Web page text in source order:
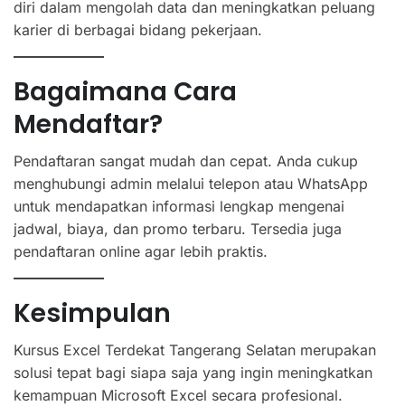
diri dalam mengolah data dan meningkatkan peluang
karier di berbagai bidang pekerjaan.
Bagaimana Cara
Mendaftar?
Pendaftaran sangat mudah dan cepat. Anda cukup
menghubungi admin melalui telepon atau WhatsApp
untuk mendapatkan informasi lengkap mengenai
jadwal, biaya, dan promo terbaru. Tersedia juga
pendaftaran online agar lebih praktis.
Kesimpulan
Kursus Excel Terdekat Tangerang Selatan merupakan
solusi tepat bagi siapa saja yang ingin meningkatkan
kemampuan Microsoft Excel secara profesional.